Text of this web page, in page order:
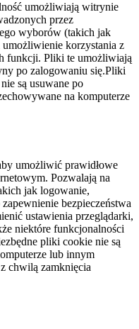
umożliwiają witrynie
przez
wyborów (takich jak
korzystania z
funkcji. Pliki te umożliwiają
po zalogowaniu się.Pliki
są usuwane po
na komputerze
umożliwić prawidłowe
Pozwalają na
jak logowanie,
bezpieczeństwa
ustawienia przeglądarki,
niektóre funkcjonalności
pliki cookie nie są
lub innym
chwilą zamknięcia